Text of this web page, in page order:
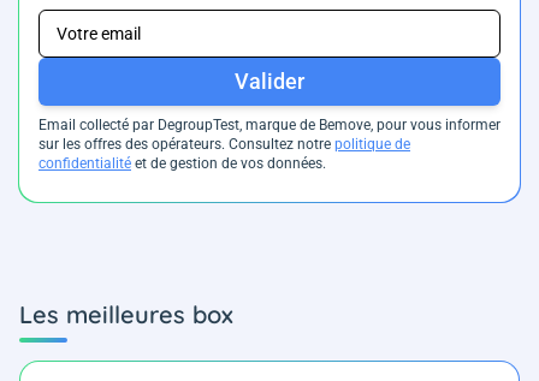
Valider
Email collecté par DegroupTest, marque de Bemove, pour vous informer
sur les offres des opérateurs. Consultez notre politique de
confidentialité et de gestion de vos données.
Les meilleures box